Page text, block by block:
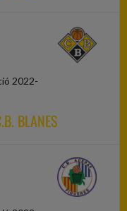
2022-
BLANES